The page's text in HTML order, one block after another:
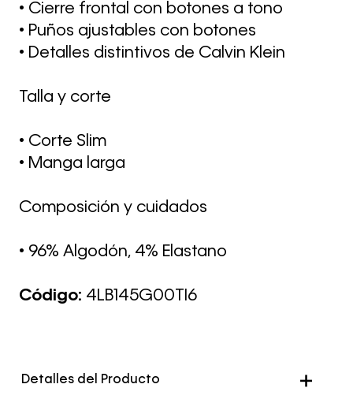
• Cierre frontal con botones a tono
• Puños ajustables con botones
• Detalles distintivos de Calvin Klein
Talla y corte
• Corte Slim
• Manga larga
Composición y cuidados
• 96% Algodón, 4% Elastano
Código: 4LB145G00TI6
Detalles del Producto